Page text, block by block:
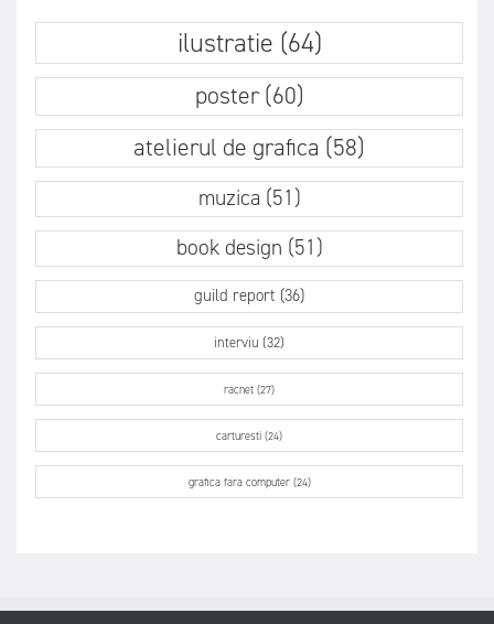
ilustratie (64)
poster (60)
atelierul de grafica (58)
muzica (51)
book design (51)
guild report (36)
interviu (32)
racnet (27)
carturesti (24)
grafica fara computer (24)